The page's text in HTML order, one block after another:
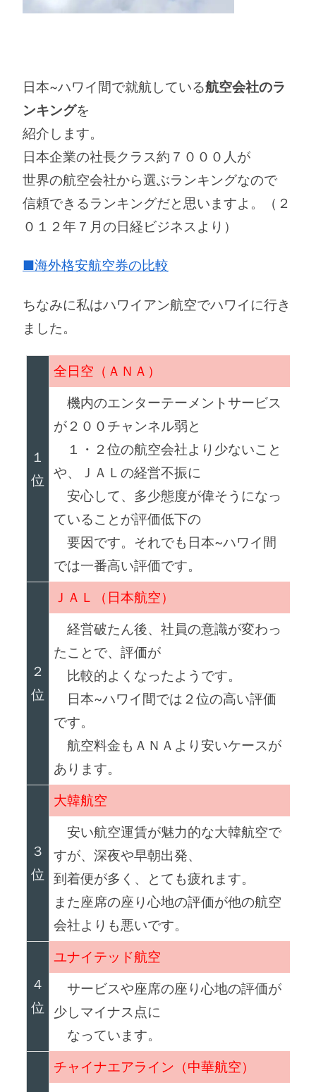
日本~ハワイ間で就航している航空会社のラ
ンキングを
紹介します。
日本企業の社長クラス約７０００人が
世界の航空会社から選ぶランキングなので
信頼できるランキングだと思いますよ。（２
０１２年７月の日経ビジネスより）
■海外格安航空券の比較
ちなみに私はハワイアン航空でハワイに行き
ました。
１
位
全日空（ＡＮＡ）
機内のエンターテーメントサービス
が２００チャンネル弱と
１・２位の航空会社より少ないこと
や、ＪＡＬの経営不振に
安心して、多少態度が偉そうになっ
ていることが評価低下の
要因です。それでも日本~ハワイ間
では一番高い評価です。
２
位
ＪＡＬ（日本航空）
経営破たん後、社員の意識が変わっ
たことで、評価が
比較的よくなったようです。
日本~ハワイ間では２位の高い評価
です。
航空料金もＡＮＡより安いケースが
あります。
３
位
大韓航空
安い航空運賃が魅力的な大韓航空で
すが、深夜や早朝出発、
到着便が多く、とても疲れます。
また座席の座り心地の評価が他の航空
会社よりも悪いです。
４
位
ユナイテッド航空
サービスや座席の座り心地の評価が
少しマイナス点に
なっています。
チャイナエアライン（中華航空）